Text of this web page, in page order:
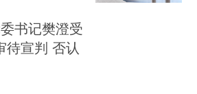
书记樊澄受
待宣判 否认